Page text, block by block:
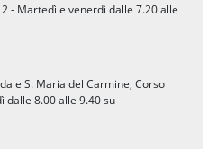
- Martedì e venerdì dalle 7.20 alle
S. Maria del Carmine, Corso
dalle 8.00 alle 9.40 su